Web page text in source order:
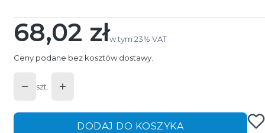
Cena
68,02 złw tym 23% VAT
w tym 23% VAT
Ceny podane bez kosztów dostawy.
szt.
DODAJ DO KOSZYKA